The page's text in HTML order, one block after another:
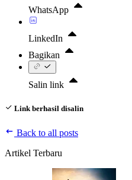
WhatsApp
LinkedIn
Bagikan
Salin link
Link berhasil disalin
Back to all posts
Artikel Terbaru